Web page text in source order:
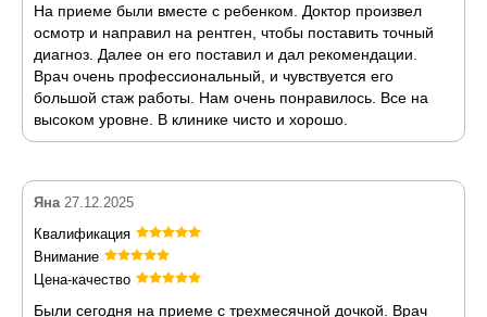
На приеме были вместе с ребенком. Доктор произвел
осмотр и направил на рентген, чтобы поставить точный
диагноз. Далее он его поставил и дал рекомендации.
Врач очень профессиональный, и чувствуется его
большой стаж работы. Нам очень понравилось. Все на
высоком уровне. В клинике чисто и хорошо.
Яна 27.12.2025
Квалификация
Внимание
Цена-качество
Были сегодня на приеме с трехмесячной дочкой. Врач